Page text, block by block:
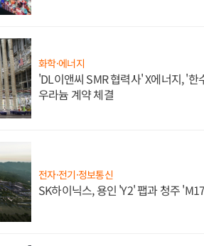
화학·에너지
'DL이앤씨 SMR 협력사' X에너지, '
우라늄 계약 체결
전자·전기·정보통신
SK하이닉스, 용인 'Y2' 팹과 청주